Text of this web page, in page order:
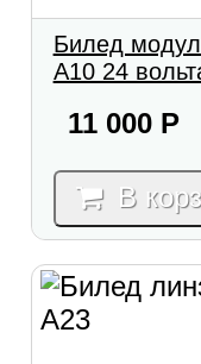
Билед
A10 24
11 000 Р
В